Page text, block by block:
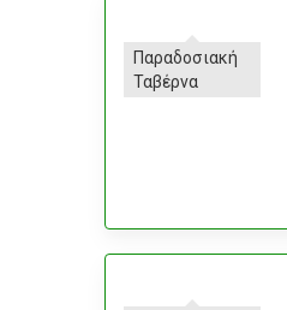
Παραδοσιακή
Ταβέρνα